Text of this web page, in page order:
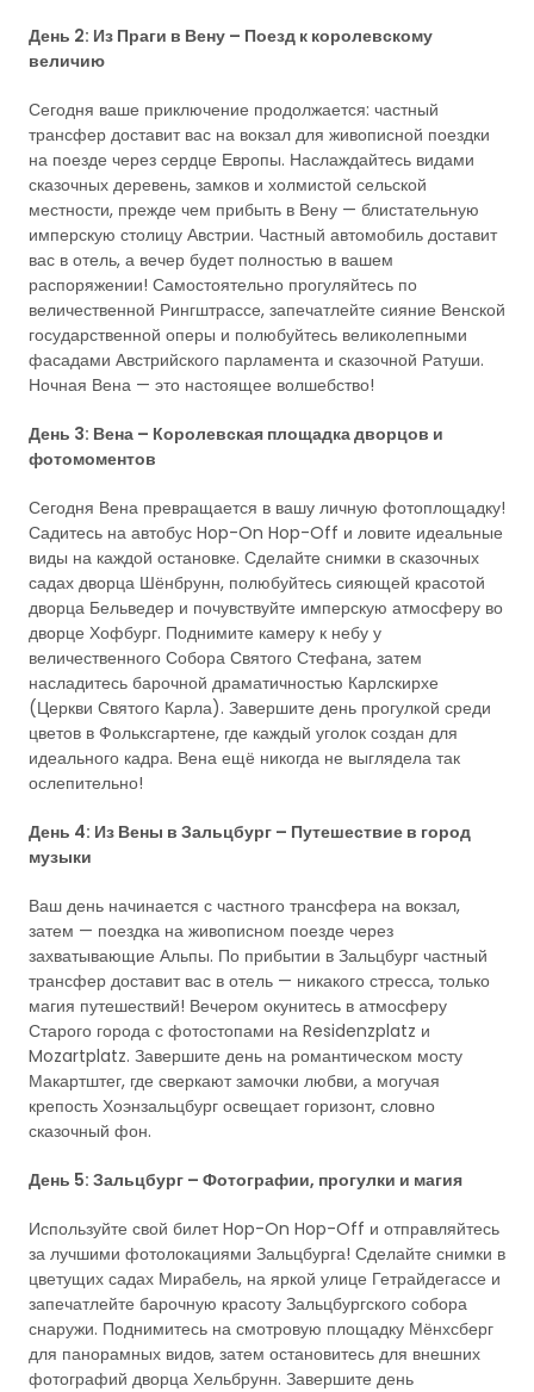
День 2: Из Праги в Вену – Поезд к королевскому
величию
Сегодня ваше приключение продолжается: частный
трансфер доставит вас на вокзал для живописной поездки
на поезде через сердце Европы. Наслаждайтесь видами
сказочных деревень, замков и холмистой сельской
местности, прежде чем прибыть в Вену — блистательную
имперскую столицу Австрии. Частный автомобиль доставит
вас в отель, а вечер будет полностью в вашем
распоряжении! Самостоятельно прогуляйтесь по
величественной Рингштрассе, запечатлейте сияние Венской
государственной оперы и полюбуйтесь великолепными
фасадами Австрийского парламента и сказочной Ратуши.
Ночная Вена — это настоящее волшебство!
День 3: Вена – Королевская площадка дворцов и
фотомоментов
Сегодня Вена превращается в вашу личную фотоплощадку!
Садитесь на автобус Hop-On Hop-Off и ловите идеальные
виды на каждой остановке. Сделайте снимки в сказочных
садах дворца Шёнбрунн, полюбуйтесь сияющей красотой
дворца Бельведер и почувствуйте имперскую атмосферу во
дворце Хофбург. Поднимите камеру к небу у
величественного Собора Святого Стефана, затем
насладитесь барочной драматичностью Карлскирхе
(Церкви Святого Карла). Завершите день прогулкой среди
цветов в Фольксгартене, где каждый уголок создан для
идеального кадра. Вена ещё никогда не выглядела так
ослепительно!
День 4: Из Вены в Зальцбург – Путешествие в город
музыки
Ваш день начинается с частного трансфера на вокзал,
затем — поездка на живописном поезде через
захватывающие Альпы. По прибытии в Зальцбург частный
трансфер доставит вас в отель — никакого стресса, только
магия путешествий! Вечером окунитесь в атмосферу
Старого города с фотостопами на Residenzplatz и
Mozartplatz. Завершите день на романтическом мосту
Макартштег, где сверкают замочки любви, а могучая
крепость Хоэнзальцбург освещает горизонт, словно
сказочный фон.
День 5: Зальцбург – Фотографии, прогулки и магия
Используйте свой билет Hop-On Hop-Off и отправляйтесь
за лучшими фотолокациями Зальцбурга! Сделайте снимки в
цветущих садах Мирабель, на яркой улице Гетрайдегассе и
запечатлейте барочную красоту Зальцбургского собора
снаружи. Поднимитесь на смотровую площадку Мёнхсберг
для панорамных видов, затем остановитесь для внешних
фотографий дворца Хельбрунн. Завершите день